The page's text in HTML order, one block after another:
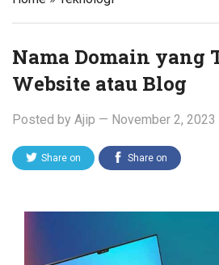
Nama Domain yang
Website atau Blog
Posted by Ajip — November 2, 2023
Share on Share on